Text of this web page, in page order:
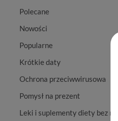
Polecane
Nowości
Popularne
Krótkie daty
Ochrona przeciwwirusowa
Pomysł na prezent
Leki i suplementy diety bez